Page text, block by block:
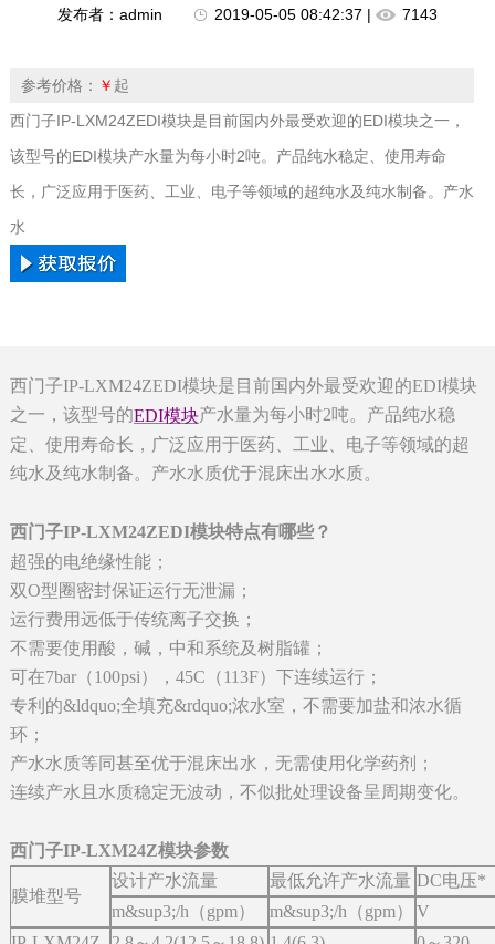
发布者：admin 2019-05-05 08:42:37 | 7143
参考价格： ￥ 起
西门子IP-LXM24ZEDI模块是目前国内外最受欢迎的EDI模块之一，
该型号的EDI模块产水量为每小时2吨。产品纯水稳定、使用寿命
长，广泛应用于医药、工业、电子等领域的超纯水及纯水制备。产水
水
西门子IP-LXM24ZEDI模块是目前国内外最受欢迎的EDI模块
之一，该型号的EDI模块产水量为每小时2吨。产品纯水稳
定、使用寿命长，广泛应用于医药、工业、电子等领域的超
纯水及纯水制备。产水水质优于混床出水水质。
西门子IP-LXM24ZEDI模块特点有哪些？
超强的电绝缘性能；
双O型圈密封保证运行无泄漏；
运行费用远低于传统离子交换；
不需要使用酸，碱，中和系统及树脂罐；
可在7bar（100psi），45C（113F）下连续运行；
专利的&ldquo;全填充&rdquo;浓水室，不需要加盐和浓水循
环；
产水水质等同甚至优于混床出水，无需使用化学药剂；
连续产水且水质稳定无波动，不似批处理设备呈周期变化。
西门子IP-LXM24Z模块参数
膜堆型号
设计产水流量 最低允许产水流量 DC电压*
m&sup3;/h（gpm）
m&sup3;/h（gpm）
V